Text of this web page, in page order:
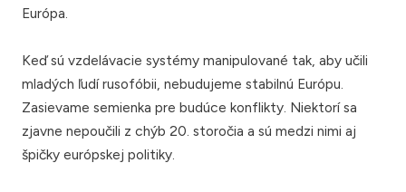
Európa.
Keď sú vzdelávacie systémy manipulované tak, aby učili
mladých ľudí rusofóbii, nebudujeme stabilnú Európu.
Zasievame semienka pre budúce konflikty. Niektorí sa
zjavne nepoučili z chýb 20. storočia a sú medzi nimi aj
špičky európskej politiky.